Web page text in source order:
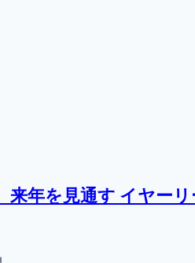
来年を見通す イヤー